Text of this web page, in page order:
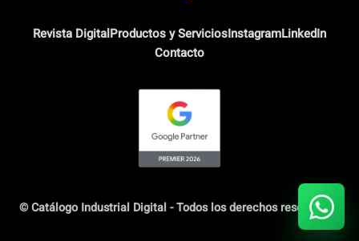
Revista DigitalProductos y ServiciosInstagramLinkedIn
Contacto
© Catálogo Industrial Digital - Todos los derechos reservados.